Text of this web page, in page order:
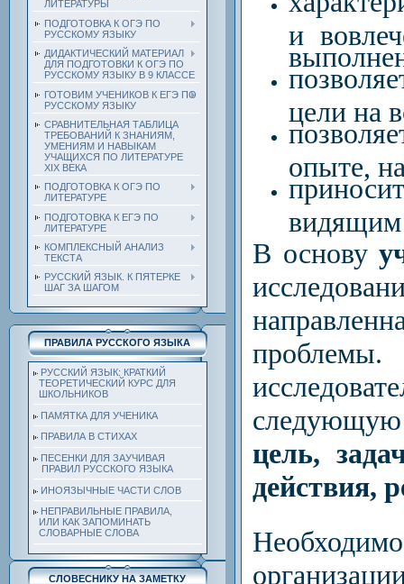
ЛИТЕРАТУРЫ
ПОДГОТОВКА К ОГЭ ПО
РУССКОМУ ЯЗЫКУ
ДИДАКТИЧЕСКИЙ МАТЕРИАЛ
ДЛЯ ПОДГОТОВКИ К ОГЭ ПО
РУССКОМУ ЯЗЫКУ В 9 КЛАССЕ
ГОТОВИМ УЧЕНИКОВ К ЕГЭ ПО
РУССКОМУ ЯЗЫКУ
СРАВНИТЕЛЬНАЯ ТАБЛИЦА
ТРЕБОВАНИЙ К ЗНАНИЯМ,
УМЕНИЯМ И НАВЫКАМ
УЧАЩИХСЯ ПО ЛИТЕРАТУРЕ
ХIХ ВЕКА
ПОДГОТОВКА К ОГЭ ПО
ЛИТЕРАТУРЕ
ПОДГОТОВКА К ЕГЭ ПО
ЛИТЕРАТУРЕ
КОМПЛЕКСНЫЙ АНАЛИЗ
ТЕКСТА
РУССКИЙ ЯЗЫК. К ПЯТЕРКЕ
ШАГ ЗА ШАГОМ
ПРАВИЛА РУССКОГО ЯЗЫКА
РУССКИЙ ЯЗЫК: КРАТКИЙ
ТЕОРЕТИЧЕСКИЙ КУРС ДЛЯ
ШКОЛЬНИКОВ
ПАМЯТКА ДЛЯ УЧЕНИКА
ПРАВИЛА В СТИХАХ
ПЕСЕНКИ ДЛЯ ЗАУЧИВАЯ
ПРАВИЛ РУССКОГО ЯЗЫКА
ИНОЯЗЫЧНЫЕ ЧАСТИ СЛОВ
НЕПРАВИЛЬНЫЕ ПРАВИЛА,
ИЛИ КАК ЗАПОМИНАТЬ
СЛОВАРНЫЕ СЛОВА
СЛОВЕСНИКУ НА ЗАМЕТКУ
и
цели на
опыте,
видящим
В основу
цель,
действия,